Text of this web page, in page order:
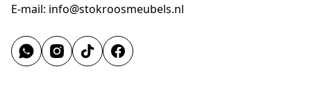
E-mail: info@stokroosmeubels.nl